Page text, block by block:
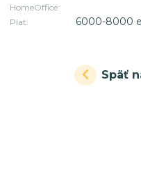
HomeOffice:
Plat:
6000-8000
Späť